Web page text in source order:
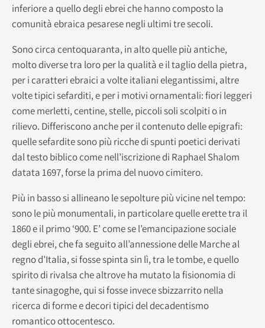
inferiore a quello degli ebrei che hanno composto la
comunità ebraica pesarese negli ultimi tre secoli.
Sono circa centoquaranta, in alto quelle più antiche,
molto diverse tra loro per la qualità e il taglio della pietra,
per i caratteri ebraici a volte italiani elegantissimi, altre
volte tipici sefarditi, e per i motivi ornamentali: fiori leggeri
come merletti, centine, stelle, piccoli soli scolpiti o in
rilievo. Differiscono anche per il contenuto delle epigrafi:
quelle sefardite sono più ricche di spunti poetici derivati
dal testo biblico come nell’iscrizione di Raphael Shalom
datata 1697, forse la prima del nuovo cimitero.
Più in basso si allineano le sepolture più vicine nel tempo:
sono le più monumentali, in particolare quelle erette tra il
1860 e il primo ‘900. E’ come se l’emancipazione sociale
degli ebrei, che fa seguito all’annessione delle Marche al
regno d’Italia, si fosse spinta sin lì, tra le tombe, e quello
spirito di rivalsa che altrove ha mutato la fisionomia di
tante sinagoghe, qui si fosse invece sbizzarrito nella
ricerca di forme e decori tipici del decadentismo
romantico ottocentesco.